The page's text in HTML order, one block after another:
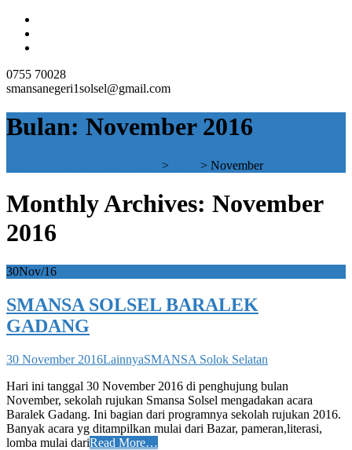
0755 70028
smansanegeri1solsel@gmail.com
Bulan: November 2016
> > November
Monthly Archives: November
2016
30Nov/16
SMANSA SOLSEL BARALEK
GADANG
30 November 2016LainnyaSMANSA Solok Selatan
Hari ini tanggal 30 November 2016 di penghujung bulan
November, sekolah rujukan Smansa Solsel mengadakan acara
Baralek Gadang. Ini bagian dari programnya sekolah rujukan 2016.
Banyak acara yg ditampilkan mulai dari Bazar, pameran,literasi,
lomba mulai dariRead More…